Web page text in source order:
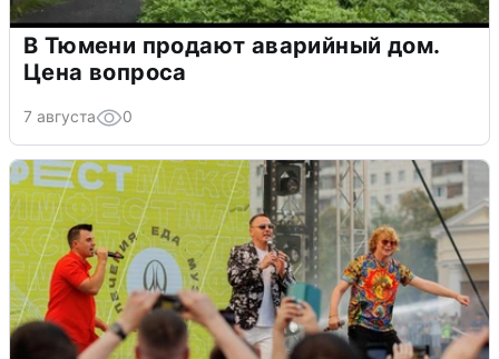
В Тюмени продают аварийный дом.
Цена вопроса
7 августа 0